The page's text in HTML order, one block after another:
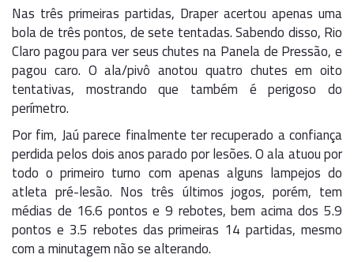
Nas três primeiras partidas, Draper acertou apenas uma
bola de três pontos, de sete tentadas. Sabendo disso, Rio
Claro pagou para ver seus chutes na Panela de Pressão, e
pagou caro. O ala/pivô anotou quatro chutes em oito
tentativas, mostrando que também é perigoso do
perímetro.
Por fim, Jaú parece finalmente ter recuperado a confiança
perdida pelos dois anos parado por lesões. O ala atuou por
todo o primeiro turno com apenas alguns lampejos do
atleta pré-lesão. Nos três últimos jogos, porém, tem
médias de 16.6 pontos e 9 rebotes, bem acima dos 5.9
pontos e 3.5 rebotes das primeiras 14 partidas, mesmo
com a minutagem não se alterando.